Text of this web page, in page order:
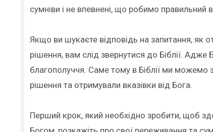
сумніви і не впевнені, що робимо правильний
Якщо ви шукаєте відповідь на запитання, як
рішення, вам слід звернутися до Біблії.
благополуччя. Саме тому в Біблії ми можемо
рішення та отримували вказівки від Бога.
Перший крок, який необхідно зробити, щоб